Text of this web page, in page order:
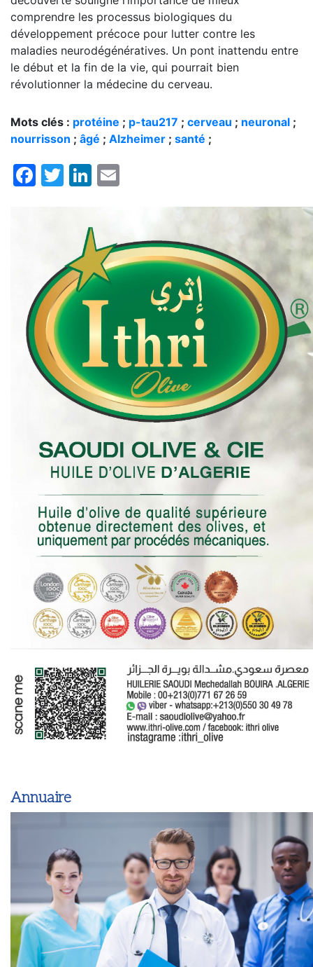
comprendre les processus biologiques du
développement précoce pour lutter contre les
maladies neurodégénératives. Un pont inattendu entre
le début et la fin de la vie, qui pourrait bien
révolutionner la médecine du cerveau.
Mots clés : protéine ; p-tau217 ; cerveau ; neuronal ;
nourrisson ; âgé ; Alzheimer ; santé ;
Facebook
TwitterLinkedIn
Annuaire